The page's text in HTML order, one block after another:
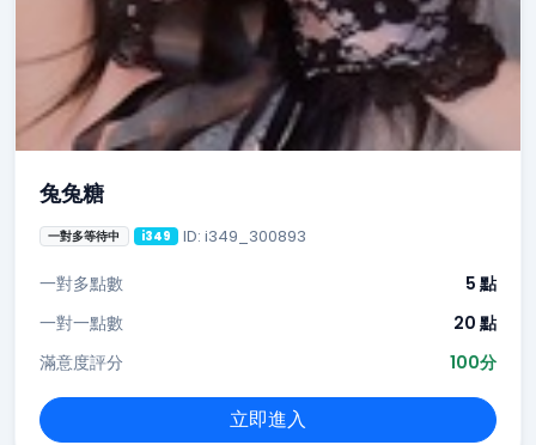
兔兔糖
一對多等待中 i349 ID: i349_300893
一對多點數
5 點
一對一點數
20 點
滿意度評分
100分
立即進入